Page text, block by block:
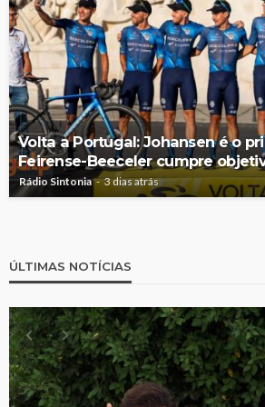
Volta a Portugal: Johansen é o
Feirense-Beeceler cumpre
Rádio Sintonia 3 dias atrás
ÚLTIMAS NOTÍCIAS